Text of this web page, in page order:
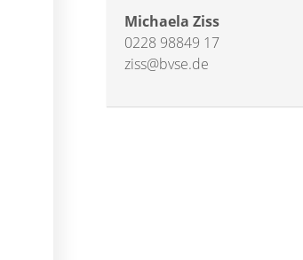
Michaela Ziss
0228 98849 17
ziss@bvse.de